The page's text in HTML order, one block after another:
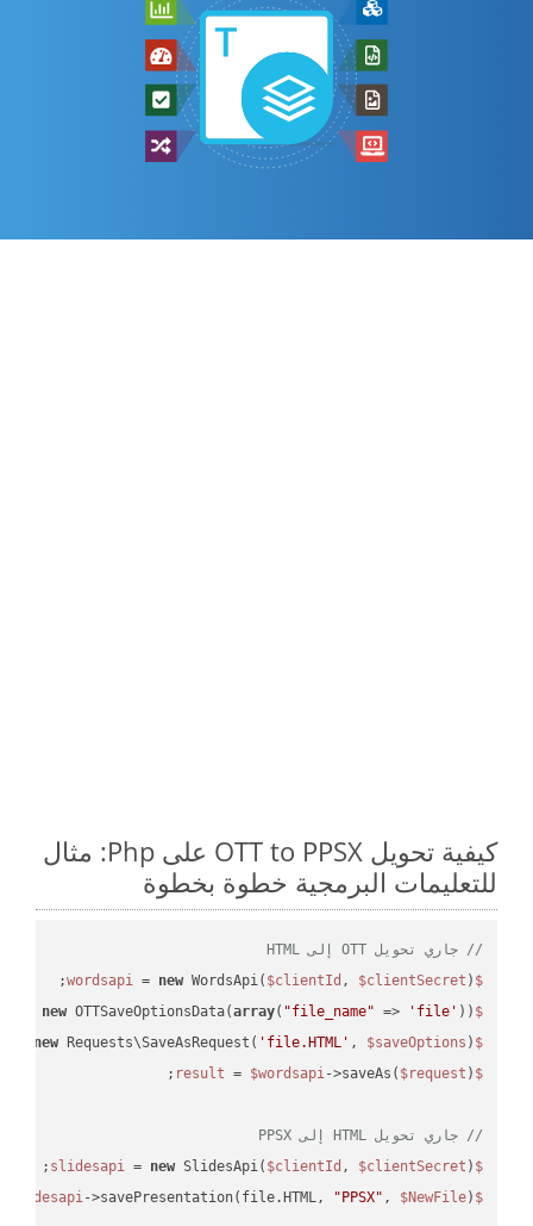
كيفية تحويل OTT to PPSX على Php: مثال
للتعليمات البرمجية خطوة بخطوة
// جاري تحويل OTT إلى HTML
$wordsapi
= new WordsApi( $clientId , $clientSecret );
$saveOptions
new OTTSaveOptionsData(array( "file_name" => 'file' ));
$request
new Requests\SaveAsRequest( 'file.HTML' , $saveOptions );
$result
= $wordsapi->saveAs( $request
// جاري تحويل HTML إلى PPSX
$slidesapi
= new SlidesApi( $clientId , $clientSecret );
$slidesapi
->savePresentation(file.HTML, "PPSX" , $NewFile);